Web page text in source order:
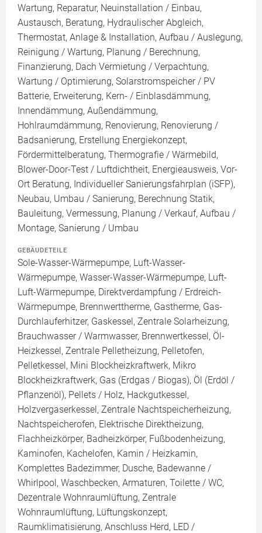
Wartung, Reparatur, Neuinstallation / Einbau,
Austausch, Beratung, Hydraulischer Abgleich,
Thermostat, Anlage & Installation, Aufbau / Auslegung,
Reinigung / Wartung, Planung / Berechnung,
Finanzierung, Dach Vermietung / Verpachtung,
Wartung / Optimierung, Solarstromspeicher / PV
Batterie, Erweiterung, Kern- / Einblasdämmung,
Innendämmung, Außendämmung,
Hohlraumdämmung, Renovierung, Renovierung /
Badsanierung, Erstellung Energiekonzept,
Fördermittelberatung, Thermografie / Wärmebild,
Blower-Door-Test / Luftdichtheit, Energieausweis, Vor-
Ort Beratung, Individueller Sanierungsfahrplan (iSFP),
Neubau, Umbau / Sanierung, Berechnung Statik,
Bauleitung, Vermessung, Planung / Verkauf, Aufbau /
Montage, Sanierung / Umbau
GEBÄUDETEILE
Sole-Wasser-Wärmepumpe, Luft-Wasser-
Wärmepumpe, Wasser-Wasser-Wärmepumpe, Luft-
Luft-Wärmepumpe, Direktverdampfung / Erdreich-
Wärmepumpe, Brennwerttherme, Gastherme, Gas-
Durchlauferhitzer, Gaskessel, Zentrale Solarheizung,
Brauchwasser / Warmwasser, Brennwertkessel, Öl-
Heizkessel, Zentrale Pelletheizung, Pelletofen,
Pelletkessel, Mini Blockheizkraftwerk, Mikro
Blockheizkraftwerk, Gas (Erdgas / Biogas), Öl (Erdöl /
Pflanzenöl), Pellets / Holz, Hackgutkessel,
Holzvergaserkessel, Zentrale Nachtspeicherheizung,
Nachtspeicherofen, Elektrische Direktheizung,
Flachheizkörper, Badheizkörper, Fußbodenheizung,
Kaminofen, Kachelofen, Kamin / Heizkamin,
Komplettes Badezimmer, Dusche, Badewanne /
Whirlpool, Waschbecken, Armaturen, Toilette / WC,
Dezentrale Wohnraumlüftung, Zentrale
Wohnraumlüftung, Lüftungskonzept,
Raumklimatisierung, Anschluss Herd, LED /